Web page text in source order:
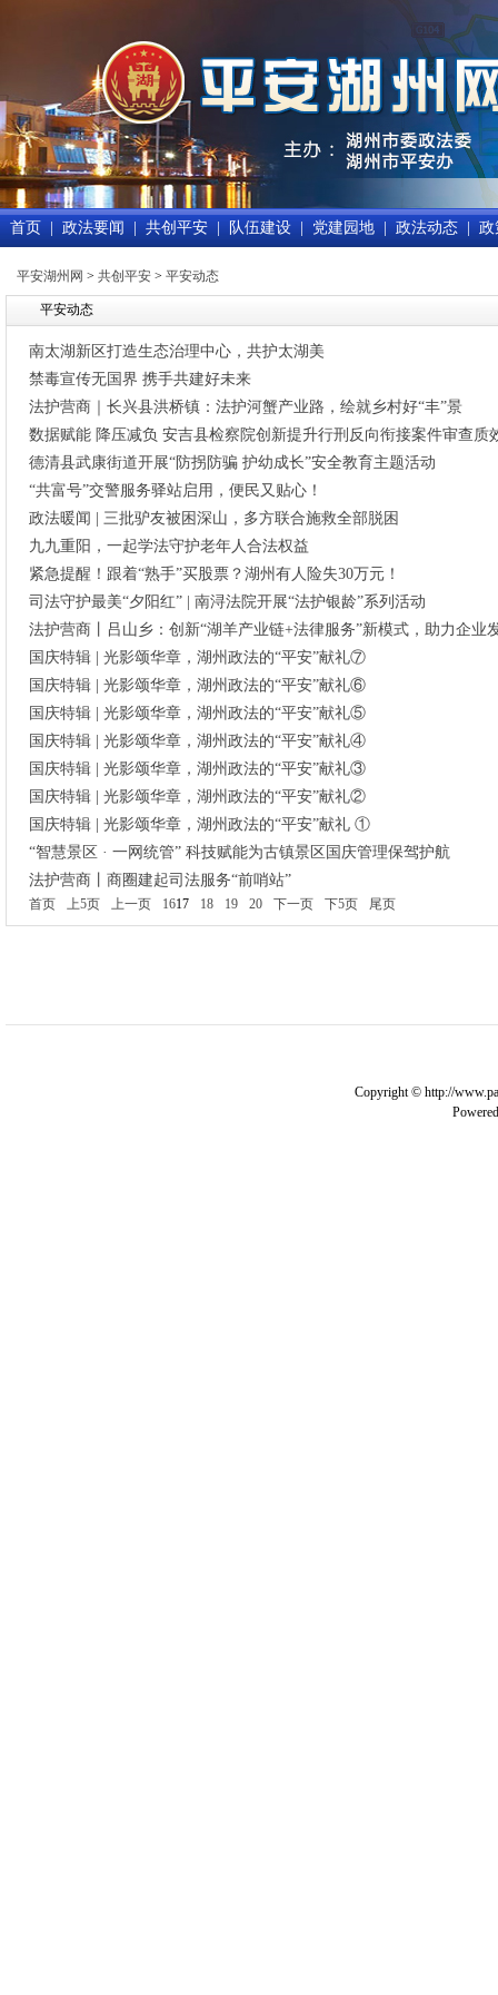
首页 政法要闻 共创平安 队伍建设 党建园地 政法动态 政
平安湖州网 > 共创平安 > 平安动态
平安动态
南太湖新区打造生态治理中心，共护太湖美
禁毒宣传无国界 携手共建好未来
法护营商｜长兴县洪桥镇：法护河蟹产业路，绘就乡村好“丰”景
数据赋能 降压减负 安吉县检察院创新提升行刑反向衔接案件审查质
德清县武康街道开展“防拐防骗 护幼成长”安全教育主题活动
“共富号”交警服务驿站启用，便民又贴心！
政法暖闻 | 三批驴友被困深山，多方联合施救全部脱困
九九重阳，一起学法守护老年人合法权益
紧急提醒！跟着“熟手”买股票？湖州有人险失30万元！
司法守护最美“夕阳红” | 南浔法院开展“法护银龄”系列活动
法护营商丨吕山乡：创新“湖羊产业链+法律服务”新模式，助力企业
国庆特辑 | 光影颂华章，湖州政法的“平安”献礼⑦
国庆特辑 | 光影颂华章，湖州政法的“平安”献礼⑥
国庆特辑 | 光影颂华章，湖州政法的“平安”献礼⑤
国庆特辑 | 光影颂华章，湖州政法的“平安”献礼④
国庆特辑 | 光影颂华章，湖州政法的“平安”献礼③
国庆特辑 | 光影颂华章，湖州政法的“平安”献礼②
国庆特辑 | 光影颂华章，湖州政法的“平安”献礼 ①
“智慧景区 · 一网统管” 科技赋能为古镇景区国庆管理保驾护航
法护营商丨商圈建起司法服务“前哨站”
首页 上5页 上一页 1617 18 19 20 下一页 下5页 尾页
Copyright © http://